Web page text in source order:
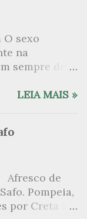
O sexo
na
sempre de
sua própria
por revelar
o lado
de livros
se
o
LEIA MAIS »
Afresco de
Pompeia,
por Creta 1